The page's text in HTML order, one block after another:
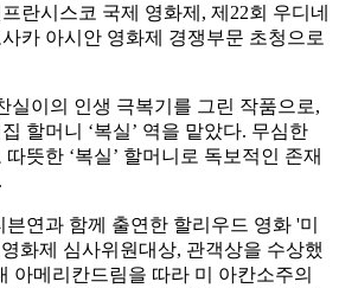
란시스코 국제 영화제, 제22회 우디네
카 아시안 영화제 경쟁부문 초청으로
실이의 인생 극복기를 그린 작품으로,
할머니 ‘복실’ 역을 맡았다. 무심한
뜻한 ‘복실’ 할머니로 독보적인 존재
연과 함께 출연한 할리우드 영화 '미
화제 심사위원대상, 관객상을 수상했
아메리칸드림을 따라 미 아칸소주의